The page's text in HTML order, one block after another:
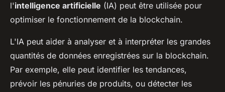
l'intelligence artificielle (IA) peut être utilisée pour
optimiser le fonctionnement de la blockchain.
L'IA peut aider à analyser et à interpréter les grandes
quantités de données enregistrées sur la blockchain.
Par exemple, elle peut identifier les tendances,
prévoir les pénuries de produits, ou détecter les